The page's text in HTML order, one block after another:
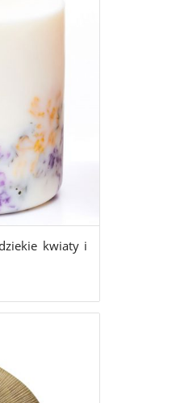
kwiaty i